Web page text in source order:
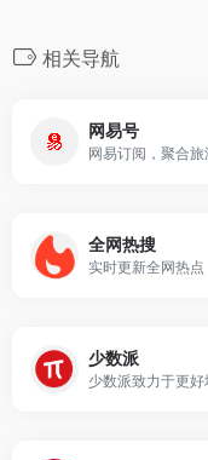
相关导航
网易号
全网热搜
实时更新全网热点
少数派